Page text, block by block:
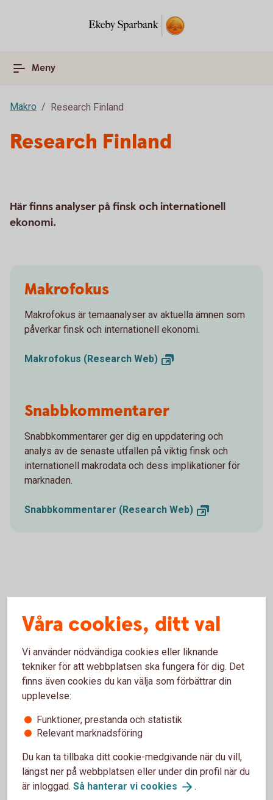
Meny
Makro Research Finland
Research Finland
Här finns analyser på finsk och internationell
ekonomi.
Makrofokus
Makrofokus är temaanalyser av aktuella ämnen som
påverkar finsk och internationell ekonomi.
Makrofokus (Research Web)
Snabbkommentarer
Snabbkommentarer ger dig en uppdatering och
analys av de senaste utfallen på viktig finsk och
internationell makrodata och dess implikationer för
marknaden.
Snabbkommentarer (Research Web)
Kontakta oss
Mattias Persson
+46 73 094 29 56
Våra cookies, ditt val
Vi använder nödvändiga cookies eller liknande
tekniker för att webbplatsen ska fungera för dig. Det
finns även cookies du kan välja som förbättrar din
upplevelse:
Funktioner, prestanda och statistik
Relevant marknadsföring
Du kan ta tillbaka ditt cookie-medgivande när du vill,
längst ner på webbplatsen eller under din profil när du
är inloggad. Så hanterar vi cookies .